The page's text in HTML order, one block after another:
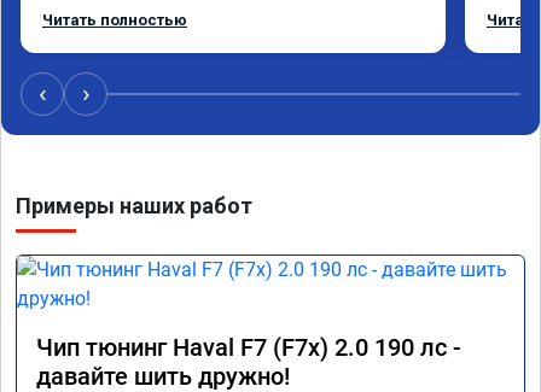
Все прошло отлично,расход топлива
вихревых заслонок в аварийном режиме,но и
до удаления их расход топлива был выше чем
сейчас.
Читать полностью
потом
‹ ›
Примеры наших работ
Чип тюнинг Haval F7 (F7x) 2.0 190 лс -
давайте шить дружно!